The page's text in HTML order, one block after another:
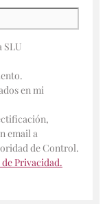
SLU
en mi
email a
de Control.
Privacidad.